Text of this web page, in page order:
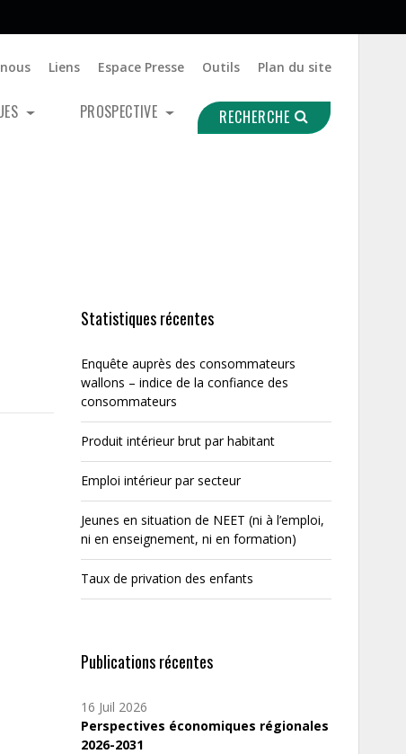
Liens Espace Presse Outils Plan du site
PROSPECTIVE RECHERCHE
Statistiques récentes
Enquête auprès des consommateurs
wallons – indice de la confiance des
consommateurs
Produit intérieur brut par habitant
Emploi intérieur par secteur
Jeunes en situation de NEET (ni à l’emploi,
ni en enseignement, ni en formation)
Taux de privation des enfants
Publications récentes
16 Juil 2026
Perspectives économiques régionales
2026-2031